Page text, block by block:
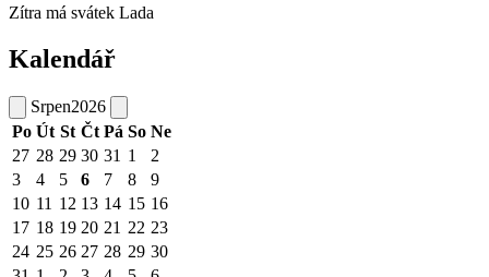
Zítra má svátek Lada
Kalendář
Srpen2026
Po Út St Čt Pá So Ne
27 28 29 30 31 1
2
3
4 5 6 7 8
9
10 11 12 13 14 15 16
17 18 19 20 21 22 23
24 25 26 27 28 29 30